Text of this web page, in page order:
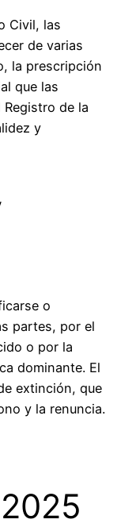
Civil, las
de varias
la prescripción
que las
de la
y
o
partes, por el
o por la
dominante. El
extinción, que
y la renuncia.